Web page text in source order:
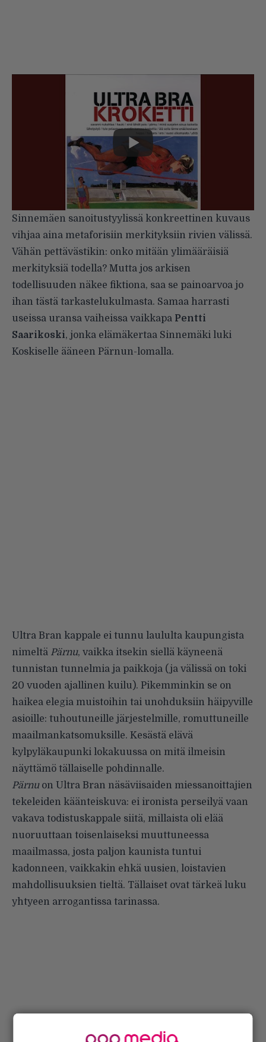
Sinnemäen sanoitustyylissä konkreettinen kuvaus
vihjaa aina metaforisiin merkityksiin rivien välissä.
Vähän pettävästikin: onko mitään ylimääräisiä
merkityksiä todella? Mutta jos arkisen
todellisuuden näkee fiktiona, saa se painoarvoa jo
ihan tästä tarkastelukulmasta. Samaa harrasti
useissa uransa vaiheissa vaikkapa Pentti
Saarikoski, jonka elämäkertaa Sinnemäki luki
Koskiselle ääneen Pärnun-lomalla.
Ultra Bran kappale ei tunnu laululta kaupungista
nimeltä Pärnu, vaikka itsekin siellä käyneenä
tunnistan tunnelmia ja paikkoja (ja välissä on toki
20 vuoden ajallinen kuilu). Pikemminkin se on
haikea elegia muistoihin tai unohduksiin häipyville
asioille: tuhoutuneille järjestelmille, romuttuneille
maailmankatsomuksille. Kesästä elävä
kylpyläkaupunki lokakuussa on mitä ilmeisin
näyttämö tällaiselle pohdinnalle.
Pärnuon Ultra Bran näsäviisaiden miessanoittajien
tekeleiden käänteiskuva: ei ironista perseilyä vaan
vakava todistuskappale siitä, millaista oli elää
nuoruuttaan toisenlaiseksi muuttuneessa
maailmassa, josta paljon kaunista tuntui
kadonneen, vaikkakin ehkä uusien, loistavien
mahdollisuuksien tieltä. Tällaiset ovat tärkeä luku
yhtyeen arrogantissa tarinassa.